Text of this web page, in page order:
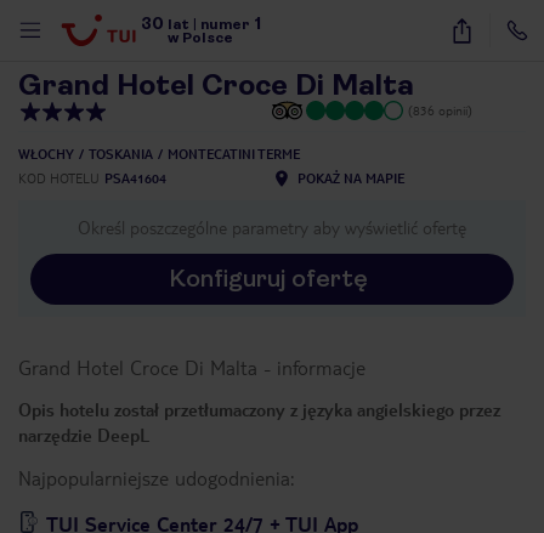
30 lat numer 1
w Polsce
40
Grand Hotel Croce Di Malta
(836 opinii)
WŁOCHY TOSKANIA
MONTECATINI TERME
KOD HOTELU PSA41604 POKAŻ NA MAPIE
Określ poszczególne parametry aby wyświetlić ofertę
Konfiguruj ofertę
Grand Hotel Croce Di Malta - informacje
Opis hotelu został przetłumaczony z języka angielskiego przez
narzędzie DeepL
Najpopularniejsze udogodnienia:
TUI Service Center 24/7 + TUI App